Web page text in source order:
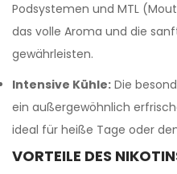
Podsystemen und MTL
das volle Aroma und die
gewährleisten.
Intensive Kühle: Die
ein außergewöhnlich
ideal für heiße Tage oder
VORTEILE DES